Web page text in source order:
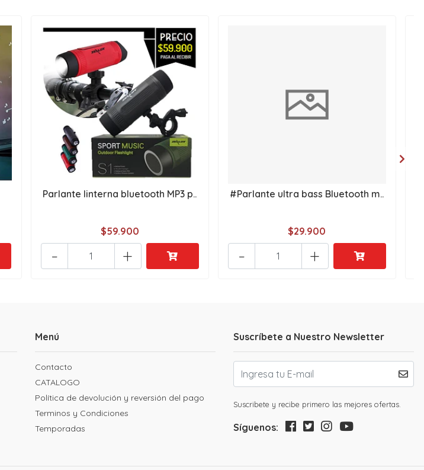
Parlante linterna bluetooth MP3 p..
$59.900
+
-
#Parlante ultra bass Bluetooth m..
$29.900
+
-
Menú
Contacto
CATALOGO
Política de devolución y reversión del pago
Terminos y Condiciones
Temporadas
Suscríbete a Nuestro Newsletter
Suscribete y recibe primero las mejores ofertas.
Síguenos: